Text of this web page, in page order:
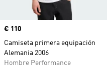
Precio
€ 110
Camiseta primera equipación
Alemania 2006
Hombre Performance